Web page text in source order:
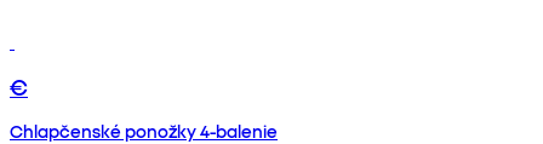
€
Chlapčenské ponožky 4-balenie